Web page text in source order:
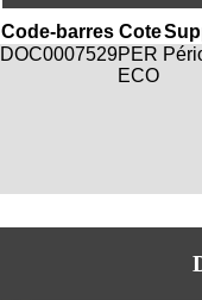
Code-barres Cote
DOC0007529PER
ECO
R
A
R
p